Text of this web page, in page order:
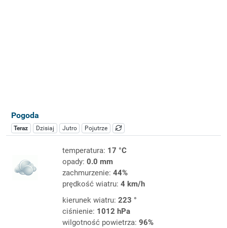
Pogoda
Teraz Dzisiaj Jutro Pojutrze
temperatura: 17 °C
opady: 0.0 mm
zachmurzenie: 44%
prędkość wiatru: 4 km/h
kierunek wiatru: 223 °
ciśnienie: 1012 hPa
wilgotność powietrza: 96%